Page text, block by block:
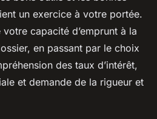
un exercice à votre portée.
capacité d’emprunt à la
en passant par le choix
des taux d’intérêt,
et demande de la rigueur et